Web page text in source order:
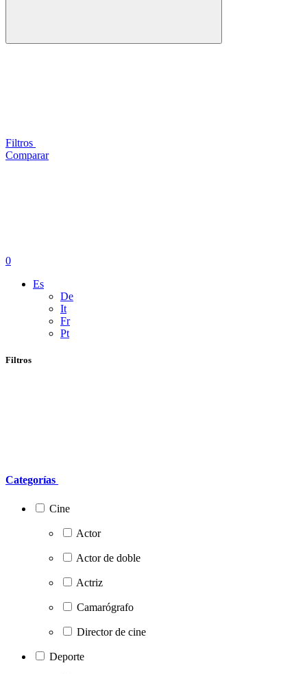
Filtros
Comparar
0
Es
De
It
Fr
Pt
Filtros
Categorías
Cine
Actor
Actor de doble
Actriz
Camarógrafo
Director de cine
Deporte